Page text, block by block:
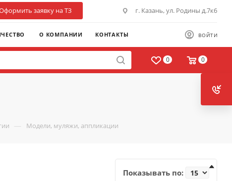
заявку на ТЗ г. Казань, ул. Родины д.7к6
ВОЙТИ
О КОМПАНИИ КОНТАКТЫ
0 0
— Модели, муляжи, аппликации
Показывать по: